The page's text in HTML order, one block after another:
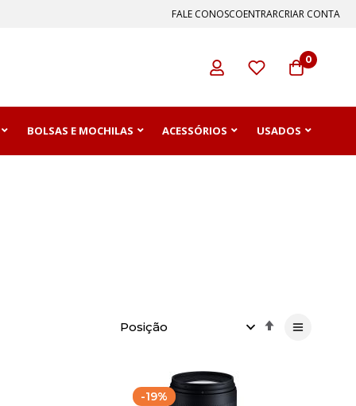
FALE CONOSCOENTRARCRIAR CONTA
0
BOLSAS E MOCHILAS ACESSÓRIOS USADOS
Definir
-19%